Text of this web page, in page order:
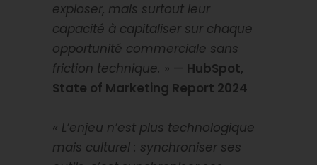
exploser, mais surtout leur
capacité à capitaliser sur chaque
opportunité commerciale sans
friction technique. » — HubSpot,
State of Marketing Report 2024
« L’enjeu n’est plus technologique
mais culturel : synchroniser ses